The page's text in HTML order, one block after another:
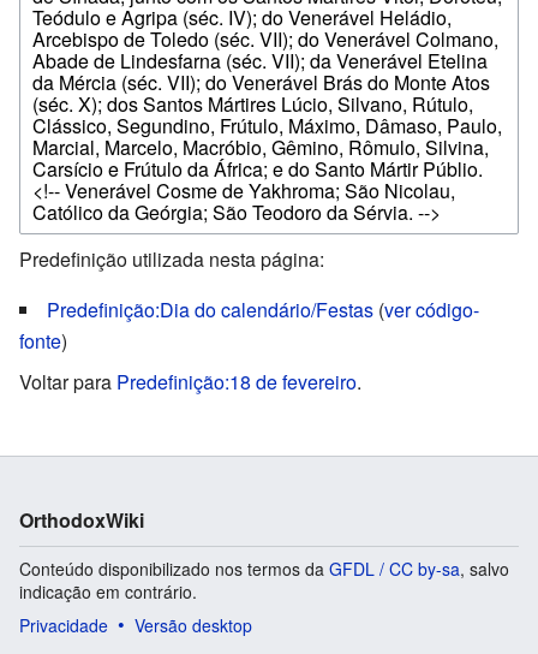
Predefinição utilizada nesta página:
Predefinição:Dia do calendário/Festas (ver código-
fonte)
Voltar para Predefinição:18 de fevereiro.
OrthodoxWiki
Conteúdo disponibilizado nos termos da GFDL / CC by-sa, salvo
indicação em contrário.
Privacidade
Versão desktop